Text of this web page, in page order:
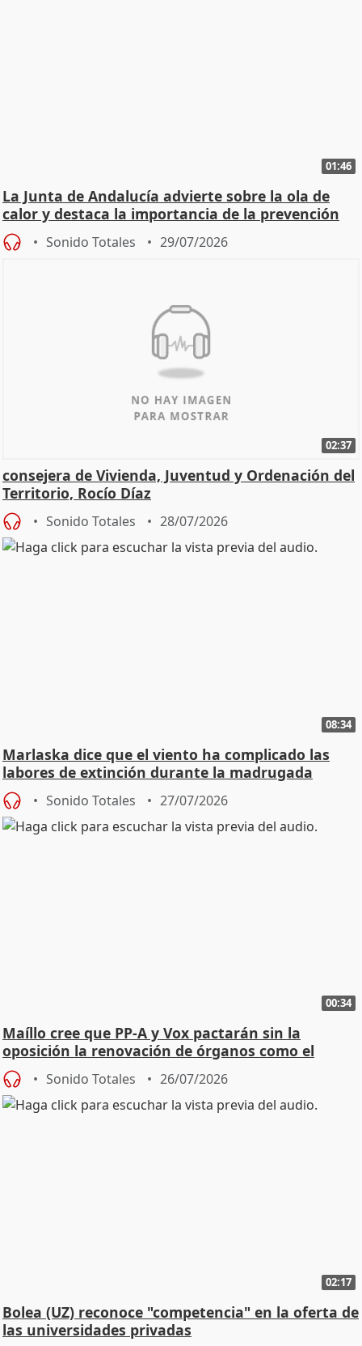
01:46
La Junta de Andalucía advierte sobre la ola de
calor y destaca la importancia de la prevención
Sonido Totales 29/07/2026
02:37
consejera de Vivienda, Juventud y Ordenación del
Territorio, Rocío Díaz
Sonido Totales 28/07/2026
08:34
Marlaska dice que el viento ha complicado las
labores de extinción durante la madrugada
Sonido Totales 27/07/2026
00:34
Maíllo cree que PP-A y Vox pactarán sin la
oposición la renovación de órganos como el
Defensor
Sonido Totales 26/07/2026
02:17
Bolea (UZ) reconoce "competencia" en la oferta de
las universidades privadas